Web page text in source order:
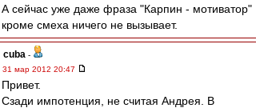
А сейчас уже даже фраза "Карпин - мотиватор"
кроме смеха ничего не вызывает.
cuba -
31 мар 2012 20:47
Привет.
Сзади импотенция, не считая Андрея. В